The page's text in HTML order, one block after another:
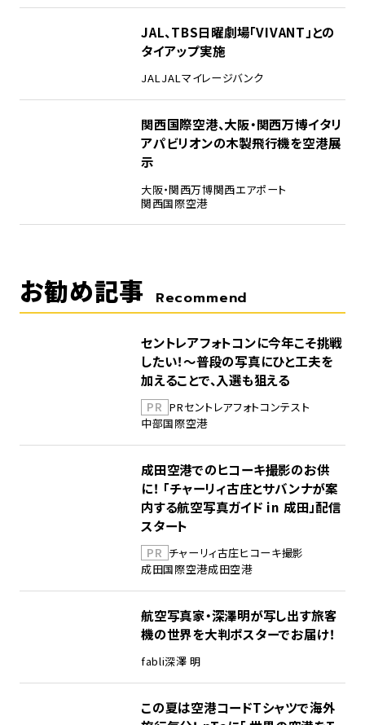
JAL、TBS日曜劇場「VIVANT」との
タイアップ実施
JALJALマイレージバンク
関西国際空港、大阪・関西万博イタリ
アパビリオンの木製飛行機を空港展
示
大阪・関西万博関西エアポート
関西国際空港
お勧め記事 Recommend
セントレアフォトコンに今年こそ挑戦
したい！～普段の写真にひと工夫を
加えることで、入選も狙える
PR PRセントレアフォトコンテスト
中部国際空港
成田空港でのヒコーキ撮影のお供
に！ 「チャーリィ古庄とサバンナが案
内する航空写真ガイド in 成田」配信
スタート
PR チャーリィ古庄ヒコーキ撮影
成田国際空港成田空港
航空写真家・深澤明が写し出す旅客
機の世界を大判ポスターでお届け！
fabli深澤 明
この夏は空港コードTシャツで海外